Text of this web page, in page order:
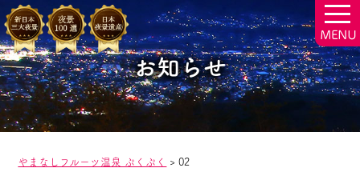
お知らせ
やまなしフルーツ温泉 ぷくぷく >02